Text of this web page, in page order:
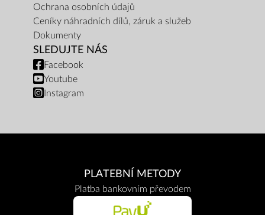
Ochrana osobních údajů
Ceníky náhradních dílů, záruk a služeb
Dokumenty
SLEDUJTE NÁS
Facebook
Youtube
Instagram
PLATEBNÍ METODY
Platba bankovním převodem